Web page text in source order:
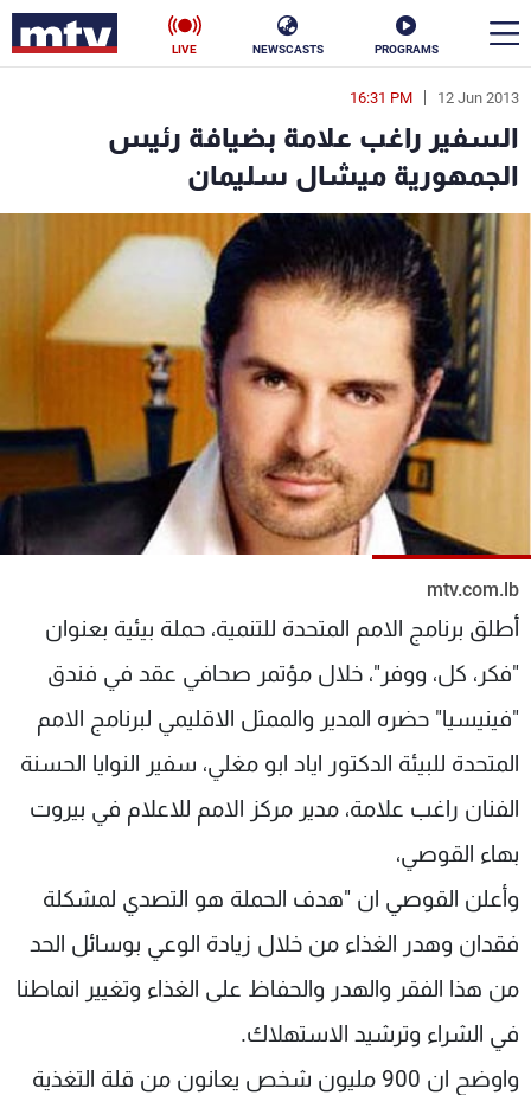
PROGRAMS
NEWSCASTS
LIVE
12 Jun 2013
16:31 PM
السفير راغب علامة بضيافة رئيس
الجمهورية ميشال سليمان
mtv.com.lb
أطلق برنامج الامم المتحدة للتنمية، حملة بيئية بعنوان
"فكر، كل، ووفر"، خلال مؤتمر صحافي عقد في فندق
"فينيسيا" حضره المدير والممثل الاقليمي لبرنامج الامم
المتحدة للبيئة الدكتور اياد ابو مغلي، سفير النوايا الحسنة
الفنان راغب علامة، مدير مركز الامم للاعلام في بيروت
بهاء القوصي،
وأعلن القوصي ان "هدف الحملة هو التصدي لمشكلة
فقدان وهدر الغذاء من خلال زيادة الوعي بوسائل الحد
من هذا الفقر والهدر والحفاظ على الغذاء وتغيير انماطنا
في الشراء وترشيد الاستهلاك.
واوضح ان 900 مليون شخص يعانون من قلة التغذية
en
الأخبار
سياسة ناس
إقتصاد
منوعات رياضة
كأس العالم
جدول البرامج
شاهد البرامج
الترددات
عن MTV
الإنـتـاج
لاعلاناتكم
وظائف
تواصل معنا
شروط الإسـتخدام
سياسة الخصوصية